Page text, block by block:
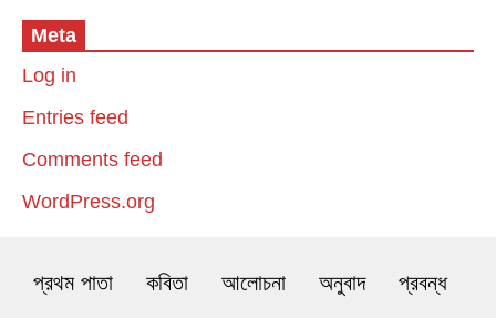
Meta
Log in
Entries feed
Comments feed
WordPress.org
প্রথম পাতা কবিতা আলোচনা অনুবাদ প্রবন্ধ